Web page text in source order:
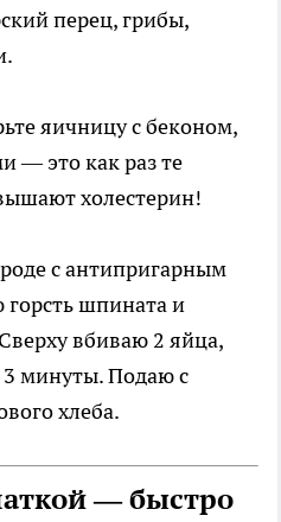
перец, грибы,
яичницу с беконом,
— это как раз те
холестерин!
с антипригарным
шпината и
вбиваю 2 яйца,
минуты. Подаю с
хлеба.
— быстро